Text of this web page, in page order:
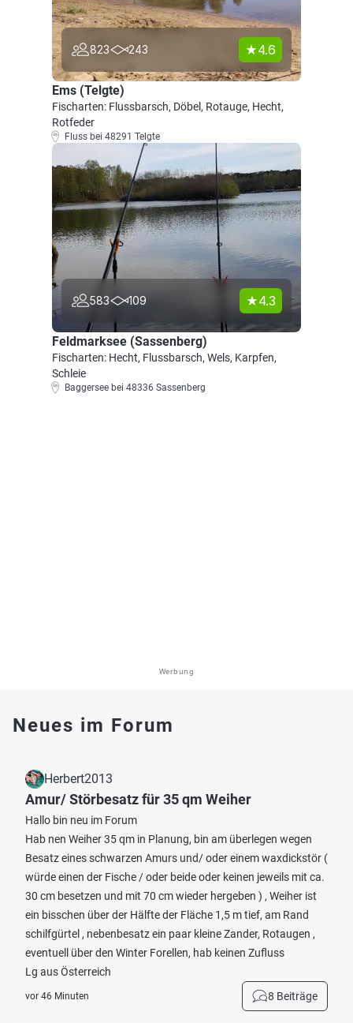
823 243 4.6
Ems (Telgte)
Fischarten: Flussbarsch, Döbel, Rotauge, Hecht,
Rotfeder
Fluss bei 48291 Telgte
583 109 4.3
Feldmarksee (Sassenberg)
Fischarten: Hecht, Flussbarsch, Wels, Karpfen,
Schleie
Baggersee bei 48336 Sassenberg
Werbung
Neues im Forum
Herbert2013
Amur/ Störbesatz für 35 qm Weiher
Hallo bin neu im Forum
Hab nen Weiher 35 qm in Planung, bin am überlegen wegen
Besatz eines schwarzen Amurs und/ oder einem waxdickstör (
würde einen der Fische / oder beide oder keinen jeweils mit ca.
30 cm besetzen und mit 70 cm wieder hergeben ) , Weiher ist
ein bisschen über der Hälfte der Fläche 1,5 m tief, am Rand
schilfgürtel , nebenbesatz ein paar kleine Zander, Rotaugen ,
eventuell über den Winter Forellen, hab keinen Zufluss
Lg aus Österreich
vor 46 Minuten 8 Beiträge